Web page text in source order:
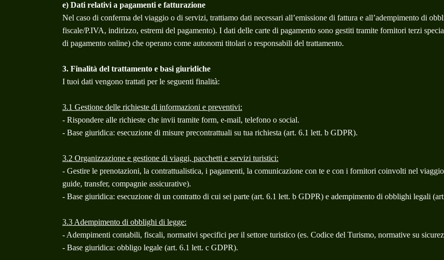
e) Dati relativi a pagamenti e fatturazione
Nel caso di conferma del viaggio o di servizi, trattiamo dati necessari all’emissione di fattura e all’adempimento di
fiscale/P.IVA, indirizzo, estremi del pagamento). I dati delle carte di pagamento sono gestiti tramite fornitori terzi
di pagamento online) che operano come autonomi titolari o responsabili del trattamento.
3. Finalità del trattamento e basi giuridiche
I tuoi dati vengono trattati per le seguenti finalità:
3.1 Gestione delle richieste di informazioni e preventivi:
- Rispondere alle richieste che invii tramite form, e-mail, telefono o social.
- Base giuridica: esecuzione di misure precontrattuali su tua richiesta (art. 6.1 lett. b GDPR).
3.2 Organizzazione e gestione di viaggi, pacchetti e servizi turistici:
- Gestire le prenotazioni, la contrattualistica, i pagamenti, la comunicazione con te e con i fornitori coinvolti nel
guide, transfer, compagnie assicurative).
- Base giuridica: esecuzione di un contratto di cui sei parte (art. 6.1 lett. b GDPR) e adempimento di obblighi legali
3.3 Adempimento di obblighi di legge:
- Adempimenti contabili, fiscali, normativi specifici per il settore turistico (es. Codice del Turismo, normative su
- Base giuridica: obbligo legale (art. 6.1 lett. c GDPR).